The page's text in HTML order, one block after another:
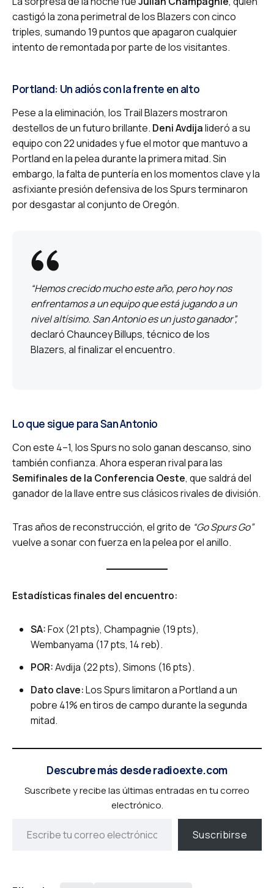
castigó la zona perimetral de los Blazers con cinco
triples, sumando 19 puntos que apagaron cualquier
intento de remontada por parte de los visitantes.
Portland: Un adiós con la frente en alto
Pese a la eliminación, los Trail Blazers mostraron
destellos de un futuro brillante. Deni Avdijalideró a su
equipo con 22 unidades y fue el motor que mantuvo a
Portland en la pelea durante la primera mitad. Sin
embargo, la falta de puntería en los momentos clave y la
asfixiante presión defensiva de los Spurs terminaron
por desgastar al conjunto de Oregón.
“Hemos crecido mucho este año, pero hoy nos
enfrentamos a un equipo que está jugando a un
nivel altísimo. San Antonio es un justo ganador”,
declaró Chauncey Billups, técnico de los
Blazers, al finalizar el encuentro.
Lo que sigue para San Antonio
Con este 4–1, los Spurs no solo ganan descanso, sino
también confianza. Ahora esperan rival para las
Semifinales de la Conferencia Oeste, que saldrá del
ganador de la llave entre sus clásicos rivales de división.
Tras años de reconstrucción, el grito de “Go Spurs Go”
vuelve a sonar con fuerza en la pelea por el anillo.
Estadísticas finales del encuentro:
SA:Fox (21 pts), Champagnie (19 pts),
Wembanyama (17 pts, 14 reb).
POR:Avdija (22 pts), Simons (16 pts).
Dato clave:Los Spurs limitaron a Portland a un
pobre 41% en tiros de campo durante la segunda
mitad.
Descubre más desde radioexte.com
Suscríbete y recibe las últimas entradas en tu correo
electrónico.
Suscribirse